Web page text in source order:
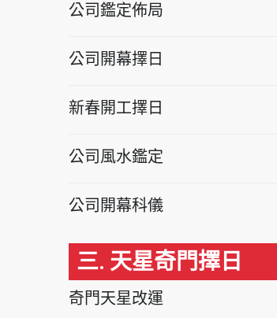
公司鑑定佈局
公司開幕擇日
新春開工擇日
公司風水鑑定
公司開幕科儀
三. 天星奇門擇日
奇門天星改運